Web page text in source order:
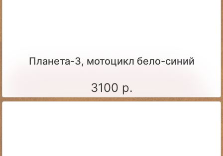
Планета-3, мотоцикл бело-синий
3100 р.